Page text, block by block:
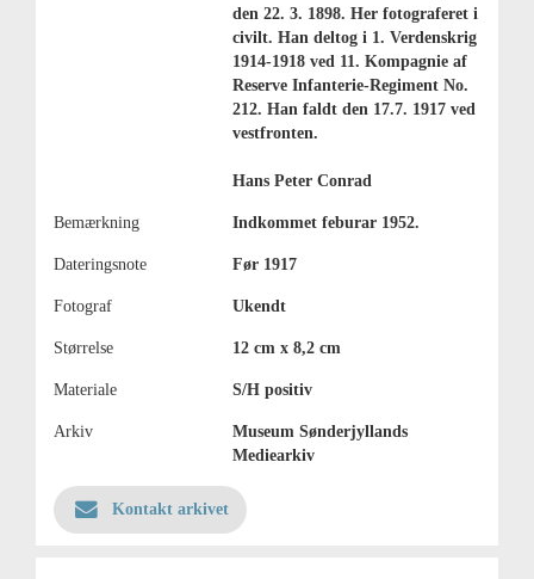
den 22. 3. 1898. Her fotograferet i
civilt. Han deltog i 1. Verdenskrig
1914-1918 ved 11. Kompagnie af
Reserve Infanterie-Regiment No.
212. Han faldt den 17.7. 1917 ved
vestfronten.
Hans Peter Conrad
Bemærkning Indkommet feburar 1952.
Dateringsnote Før 1917
Fotograf Ukendt
Størrelse 12 cm x 8,2 cm
Materiale S/H positiv
Arkiv
Museum Sønderjyllands
Mediearkiv
Kontakt arkivet